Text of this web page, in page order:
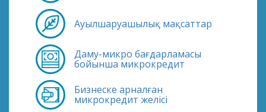
Ауылшаруашылық мақсаттар
Даму-микро бағдарламасы
бойынша микрокредит
Бизнеске арналған
микрокредит желісі